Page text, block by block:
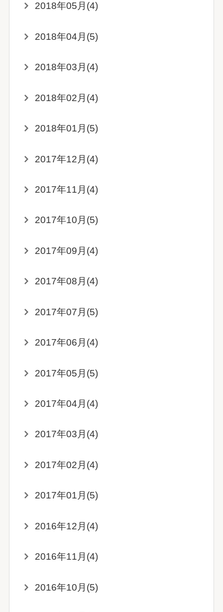
2018年05月(4)
2018年04月(5)
2018年03月(4)
2018年02月(4)
2018年01月(5)
2017年12月(4)
2017年11月(4)
2017年10月(5)
2017年09月(4)
2017年08月(4)
2017年07月(5)
2017年06月(4)
2017年05月(5)
2017年04月(4)
2017年03月(4)
2017年02月(4)
2017年01月(5)
2016年12月(4)
2016年11月(4)
2016年10月(5)